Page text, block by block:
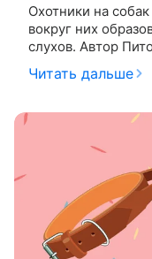
Охотники на
вокруг них
слухов. Автор
разбирается в
такие догхантеры?
Читать дальше